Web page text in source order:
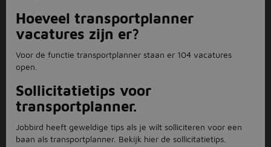
Hoeveel transportplanner
vacatures zijn er?
Voor de functie transportplanner staan er 104 vacatures
open.
Sollicitatietips voor
transportplanner.
Jobbird heeft geweldige tips als je wilt solliciteren voor een
baan als transportplanner. Bekijk hier de sollicitatietips.